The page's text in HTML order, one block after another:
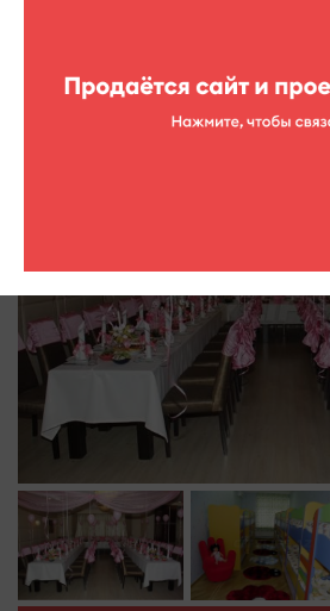
Yeni Nefes Akademiyasi